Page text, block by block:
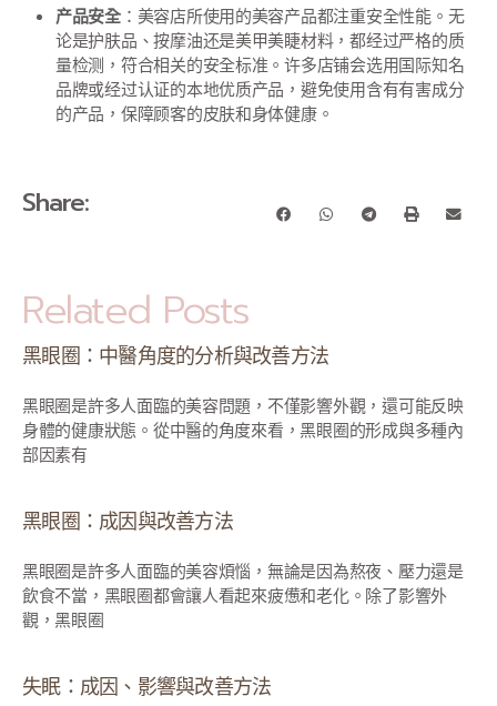
产品安全：美容店所使用的美容产品都注重安全性能。无
论是护肤品、按摩油还是美甲美睫材料，都经过严格的质
量检测，符合相关的安全标准。许多店铺会选用国际知名
品牌或经过认证的本地优质产品，避免使用含有有害成分
的产品，保障顾客的皮肤和身体健康。
Share:
Related Posts
黑眼圈：中醫角度的分析與改善方法
黑眼圈是許多人面臨的美容問題，不僅影響外觀，還可能反映
身體的健康狀態。從中醫的角度來看，黑眼圈的形成與多種內
部因素有
黑眼圈：成因與改善方法
黑眼圈是許多人面臨的美容煩惱，無論是因為熬夜、壓力還是
飲食不當，黑眼圈都會讓人看起來疲憊和老化。除了影響外
觀，黑眼圈
失眠：成因、影響與改善方法